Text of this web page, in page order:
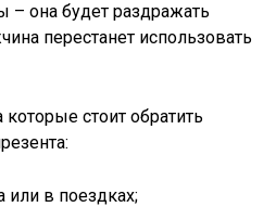
– она будет раздражать
перестанет использовать
стоит обратить
или в поездках;